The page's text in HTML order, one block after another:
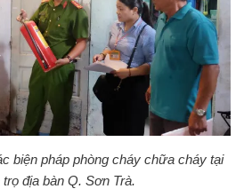
biện pháp phòng cháy chữa cháy tại
địa bàn Q. Sơn Trà.